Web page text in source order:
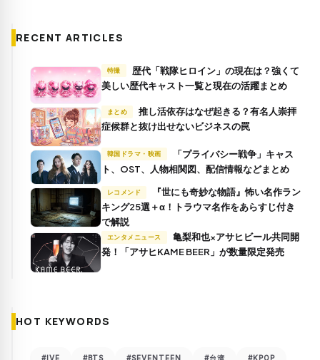
RECENT ARTICLES
特撮
美しい歴代キャスト一覧と現在の活躍まとめ
まとめ
推し活依存はなぜ起きる？有名人崇拝
症候群と抜け出せないビジネスの罠
韓国ドラマ・映画
ト、OST、人物相関図、配信情報などまとめ
レコメンド
キング25選＋α！トラウマ名作をあらすじ付き
で解説
エンタメニュース
発！「アサヒKAME BEER」が数量限定発売
HOT KEYWORDS
#IVE #BTS #SEVENTEEN #台湾 #KPOP